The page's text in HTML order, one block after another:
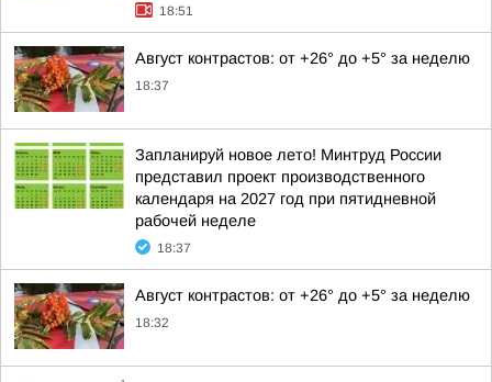
18:51
Август контрастов: от +26° до +5° за неделю
18:37
Запланируй новое лето! Минтруд России
представил проект производственного
календаря на 2027 год при пятидневной
рабочей неделе
18:37
Август контрастов: от +26° до +5° за неделю
18:32